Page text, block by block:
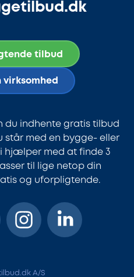
tilbud
virksomhed
du indhente gratis tilbud
med en bygge- eller
hjælper med at finde 3
til lige netop din
og uforpligtende.
A/S